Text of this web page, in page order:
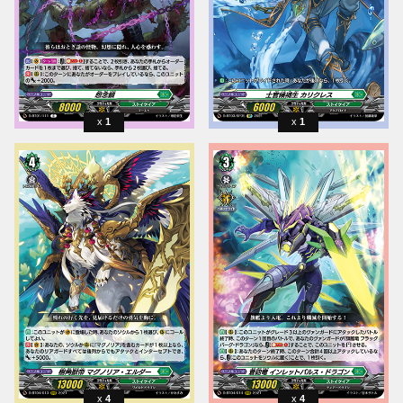
1 1
4 4